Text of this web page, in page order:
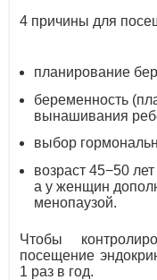
4 причины для
планирование
беременность
вынашивания
выбор
возраст 45−50
а у женщин
менопаузой.
Чтобы
посещение
1 раз в год.